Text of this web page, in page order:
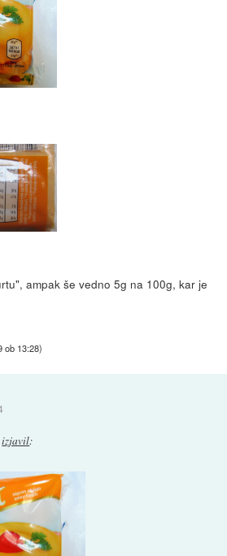
ampak še vedno 5g na 100g, kar je
ob 13:28)
izjavil: